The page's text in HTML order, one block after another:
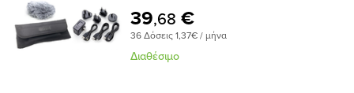
44WL, DR-100MKIII Γούνα προστασίας για
μείωση του θορύβου του ανέμου.
Προσαρμογέας PS-P520U για συνεχή
39,68 €
36 Δόσεις 1,37€ / μήνα
Διαθέσιμο